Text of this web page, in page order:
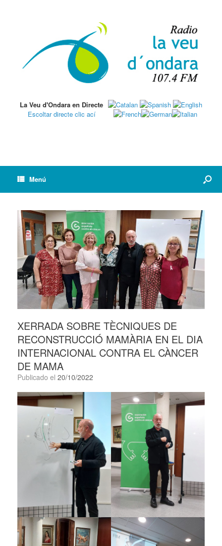
La Veu d'Ondara en Directe
Escoltar directe clic ací
Menú
XERRADA SOBRE TÈCNIQUES DE
RECONSTRUCCIÓ MAMÀRIA EN EL DIA
INTERNACIONAL CONTRA EL CÀNCER
DE MAMA
Publicado el 20/10/2022